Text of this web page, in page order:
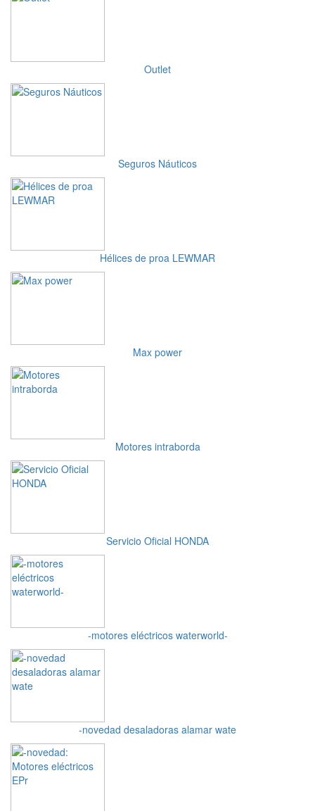
Outlet
Seguros Náuticos
Hélices de proa LEWMAR
Max power
Motores intraborda
Servicio Oficial HONDA
-motores eléctricos waterworld-
-novedad desaladoras alamar wate